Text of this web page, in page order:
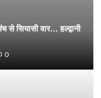
से सियासी वार… हल्द्वानी
0